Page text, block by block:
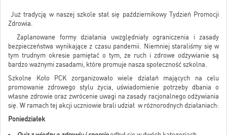
Już tradycją w naszej szkole stał się październikowy Tydzień Promocji
Zdrowia.
Zaplanowane formy działania uwzględniały ograniczenia i zasady
bezpieczeństwa wynikające z czasu pandemii. Niemniej staraliśmy się w
tym trudnym okresie pamiętać o tym, że ruch i zdrowe odżywianie są
bardzo ważnymi zasadami, które promuje nasza społeczność szkolna.
Szkolne Koło PCK zorganizowało wiele działań mających na celu
promowanie zdrowego stylu życia, uświadomienie potrzeby dbania o
własne zdrowie oraz zwrócenie uwagi na zasady racjonalnego odżywiania
się. W ramach tej akcji uczniowie brali udział w różnorodnych działaniach:
Poniedziałek